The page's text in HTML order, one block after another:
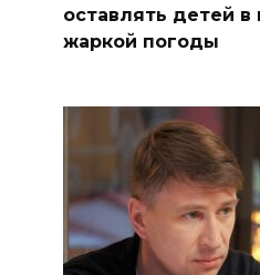
оставлять детей в
жаркой погоды